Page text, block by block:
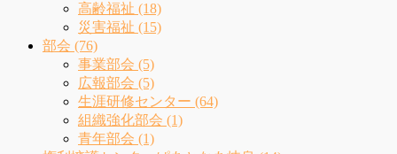
高齢福祉 (18)
災害福祉 (15)
部会 (76)
事業部会 (5)
広報部会 (5)
生涯研修センター (64)
組織強化部会 (1)
青年部会 (1)